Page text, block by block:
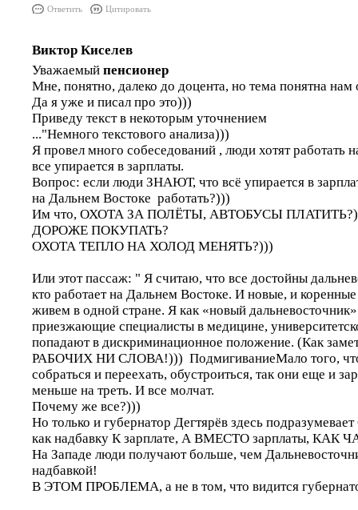
Ответить Цитировать
Виктор Киселев
Уважаемый пенсионер
Мне, понятно, далеко до доцента, но тема понятна нам
Да я уже и писал про это)))
Приведу текст в некоторым уточнением
..."Немного текстового анализа)))
Я провел много собеседований , люди хотят работать
все упирается в зарплаты.
Вопрос: если люди ЗНАЮТ, что всё упирается в
на Дальнем Востоке работать?)))
Им что, ОХОТА ЗА ПОЛЁТЫ, АВТОБУСЫ
ДОРОЖЕ ПОКУПАТЬ?
ОХОТА ТЕПЛО НА ХОЛОД МЕНЯТЬ?)))
Или этот пассаж: " Я считаю, что все достойны
кто работает на Дальнем Востоке. И новые, и
живем в одной стране. Я как «новый
приезжающие специалисты в медицине,
попадают в дискриминационное положение. (Как
РАБОЧИХ НИ СЛОВА!))) ПодмигиваниеМало того,
собраться и переехать, обустроиться, так они еще и
меньше на треть. И все молчат.
Почему же все?)))
Но только и губернатор Дегтярёв здесь
как надбавку К зарплате, А ВМЕСТО зарплаты,
На Западе люди получают больше, чем
надбавкой!
В ЭТОМ ПРОБЛЕМА, а не в том, что видится